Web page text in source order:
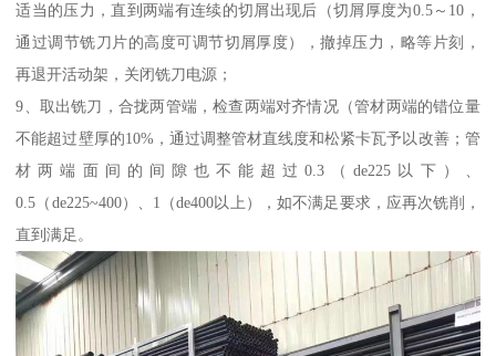
适当的压力，直到两端有连续的切屑出现后（切屑厚度为0.5～10，
通过调节铣刀片的高度可调节切屑厚度），撤掉压力，略等片刻，
再退开活动架，关闭铣刀电源；
9、取出铣刀，合拢两管端，检查两端对齐情况（管材两端的错位量
不能超过壁厚的10%，通过调整管材直线度和松紧卡瓦予以改善；管
材两端面间的间隙也不能超过0.3（de225以下）、
0.5（de225~400）、1（de400以上），如不满足要求，应再次铣削，
直到满足。